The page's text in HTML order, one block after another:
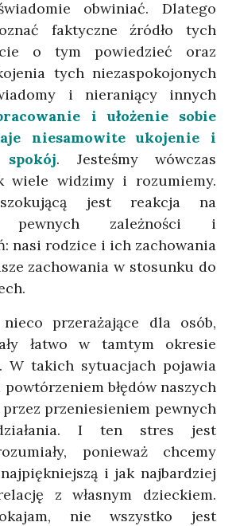
obwiniać. Dlatego
faktyczne źródło tych
o tym powiedzieć oraz
tych niezaspokojonych
i nieraniący innych
i ułożenie sobie
niesamowite ukojenie i
. Jesteśmy wówczas
wiele widzimy i rozumiemy.
jest reakcja na
pewnych zależności i
nasi rodzice i ich zachowania
zachowania w stosunku do
przerażające dla osób,
łatwo w tamtym okresie
W takich sytuacjach pojawia
błędów naszych
przeniesieniem pewnych
I ten stres jest
ponieważ chcemy
i jak najbardziej
z własnym dzieckiem.
nie wszystko jest